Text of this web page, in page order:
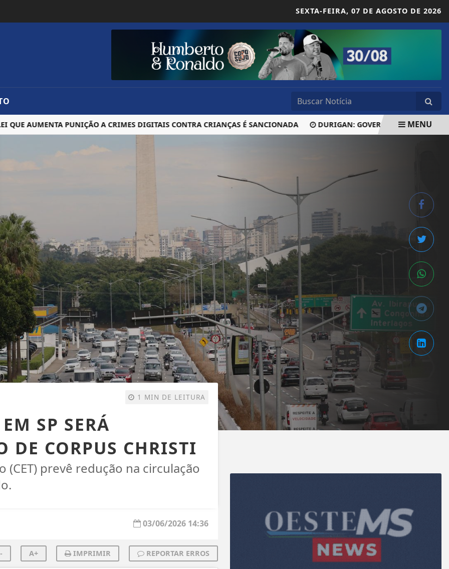
SEXTA-FEIRA, 07 DE AGOSTO DE 2026
AUMENTA PUNIÇÃO A CRIMES DIGITAIS CONTRA CRIANÇAS É SANCIONADA DURIGAN: GOVERNO VAI COMEÇAR A
MENU
1 MIN DE LEITURA
SP SERÁ
DE CORPUS CHRISTI
prevê redução na circulação
03/06/2026 14:36
A+ IMPRIMIR REPORTAR ERROS